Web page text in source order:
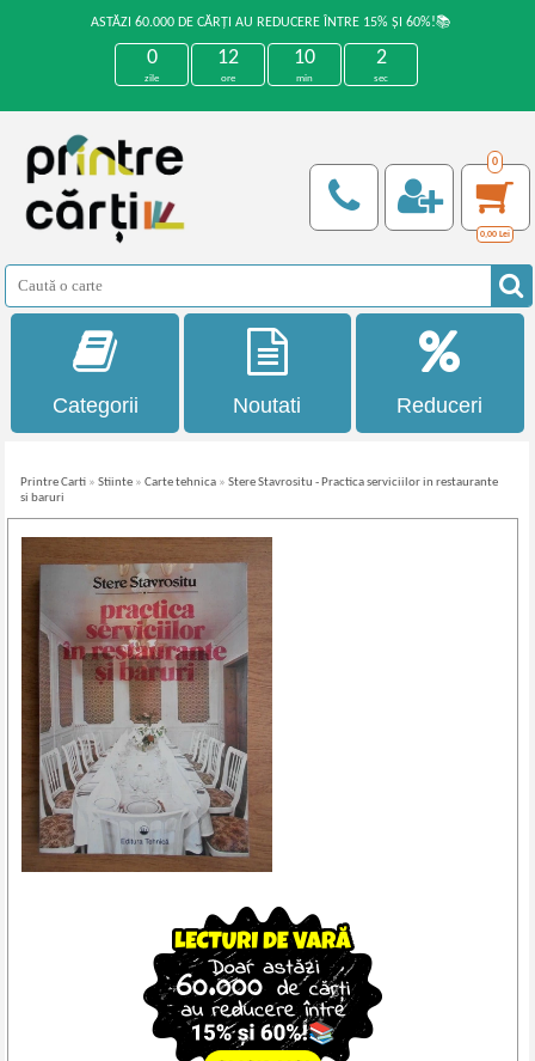
ASTĂZI 60.000 DE CĂRȚI AU REDUCERE ÎNTRE 15% ȘI 60%!📚
0
zile
12
ore
10
min
2
sec
0
0,00 Lei
Categorii Noutati Reduceri
Printre Carti »Stiinte »Carte tehnica »Stere Stavrositu - Practica serviciilor in restaurante
si baruri